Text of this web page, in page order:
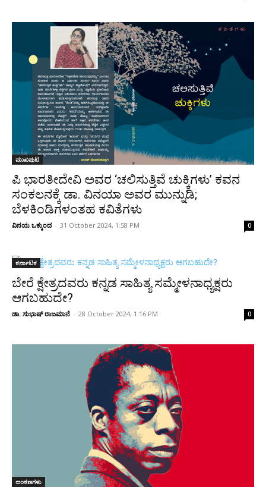
ಮುಖಪುಟ
ಪಿ ಭಾರತೀದೇವಿ ಅವರ ‘ಚಲಿಸುತ್ತಿವೆ ಚುಕ್ಕಿಗಳು’ ಕವನ
ಸಂಕಲನಕ್ಕೆ ಡಾ. ವಿನಯಾ ಅವರ ಮುನ್ನುಡಿ;
ಬೆಳಕಿಂಡಿಗಳಂತಹ ಕವಿತೆಗಳು
ವಿನಯ ಒಕ್ಕುಂದ - 31 October 2024, 1:58 PM 0
ಕರ್ನಾಟಕ
ಬೇರೆ ಕ್ಷೇತ್ರದವರು ಕನ್ನಡ ಸಾಹಿತ್ಯ ಸಮ್ಮೇಳನಾಧ್ಯಕ್ಷರು
ಆಗಬಹುದೇ?
ಡಾ. ಸುಭಾಷ್ ರಾಜಮಾನೆ - 28 October 2024, 1:16 PM 0
ಅಂಕಣಗಳು